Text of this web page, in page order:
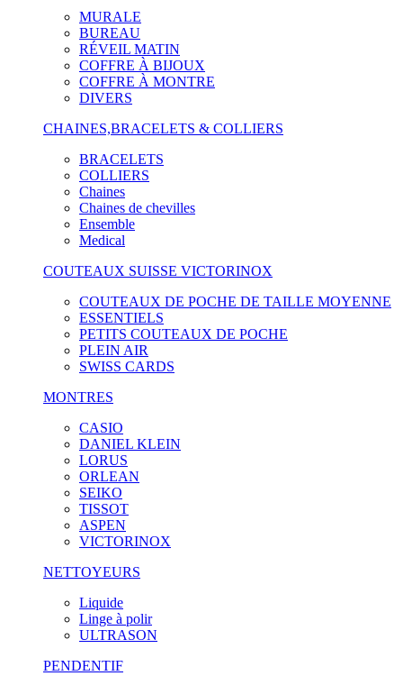
MURALE
BUREAU
RÉVEIL MATIN
COFFRE À BIJOUX
COFFRE À MONTRE
DIVERS
CHAINES,BRACELETS & COLLIERS
BRACELETS
COLLIERS
Chaines
Chaines de chevilles
Ensemble
Medical
COUTEAUX SUISSE VICTORINOX
COUTEAUX DE POCHE DE TAILLE MOYENNE
ESSENTIELS
PETITS COUTEAUX DE POCHE
PLEIN AIR
SWISS CARDS
MONTRES
CASIO
DANIEL KLEIN
LORUS
ORLEAN
SEIKO
TISSOT
ASPEN
VICTORINOX
NETTOYEURS
Liquide
Linge à polir
ULTRASON
PENDENTIF